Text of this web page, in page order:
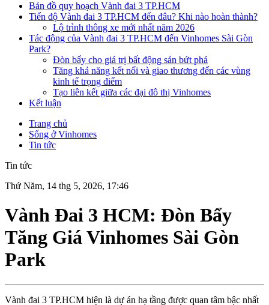
Bản đồ quy hoạch Vành đai 3 TP.HCM
Tiến độ Vành đai 3 TP.HCM đến đâu? Khi nào hoàn thành?
Lộ trình thông xe mới nhất năm 2026
Tác động của Vành đai 3 TP.HCM đến Vinhomes Sài Gòn
Park?
Đòn bẩy cho giá trị bất động sản bứt phá
Tăng khả năng kết nối và giao thương đến các vùng
kinh tế trọng điểm
Tạo liên kết giữa các đại đô thị Vinhomes
Kết luận
Trang chủ
Sống ở Vinhomes
Tin tức
Tin tức
Thứ Năm, 14 thg 5, 2026, 17:46
Vành Đai 3 HCM: Đòn Bẩy
Tăng Giá Vinhomes Sài Gòn
Park
Vành đai 3 TP.HCM hiện là dự án hạ tầng được quan tâm bậc nhất